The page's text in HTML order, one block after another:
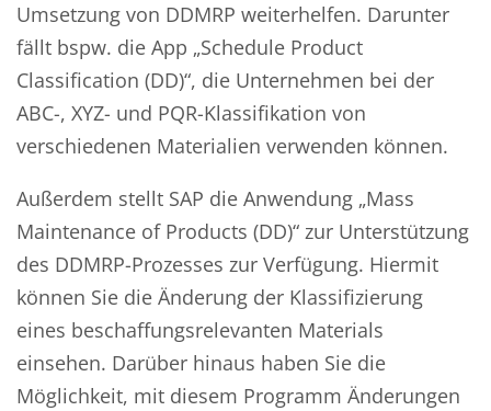
Umsetzung von DDMRP weiterhelfen. Darunter
fällt bspw. die App „Schedule Product
Classification (DD)“, die Unternehmen bei der
ABC-, XYZ- und PQR-Klassifikation von
verschiedenen Materialien verwenden können.
Außerdem stellt SAP die Anwendung „Mass
Maintenance of Products (DD)“ zur Unterstützung
des DDMRP-Prozesses zur Verfügung. Hiermit
können Sie die Änderung der Klassifizierung
eines beschaffungsrelevanten Materials
einsehen. Darüber hinaus haben Sie die
Möglichkeit, mit diesem Programm Änderungen